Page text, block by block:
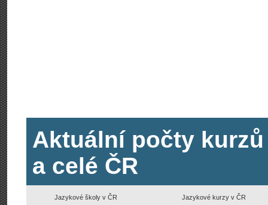
Aktuální počty
a celé ČR
Jazykové školy v ČR Jazykové kurzy v ČR